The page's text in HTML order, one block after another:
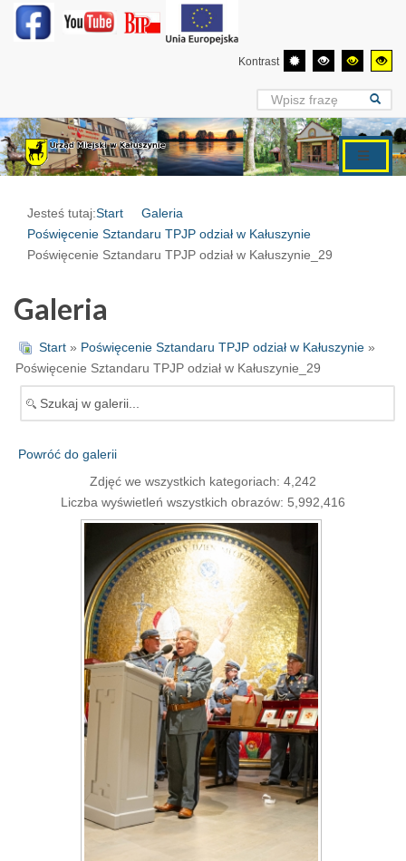
Kontrast
Jesteś tutaj:Start
Galeria
Poświęcenie Sztandaru TPJP odział w Kałuszynie
Poświęcenie Sztandaru TPJP odział w Kałuszynie_29
Galeria
Start » Poświęcenie Sztandaru TPJP odział w Kałuszynie »
Poświęcenie Sztandaru TPJP odział w Kałuszynie_29
Powróć do galerii
Zdjęć we wszystkich kategoriach: 4,242
Liczba wyświetleń wszystkich obrazów: 5,992,416